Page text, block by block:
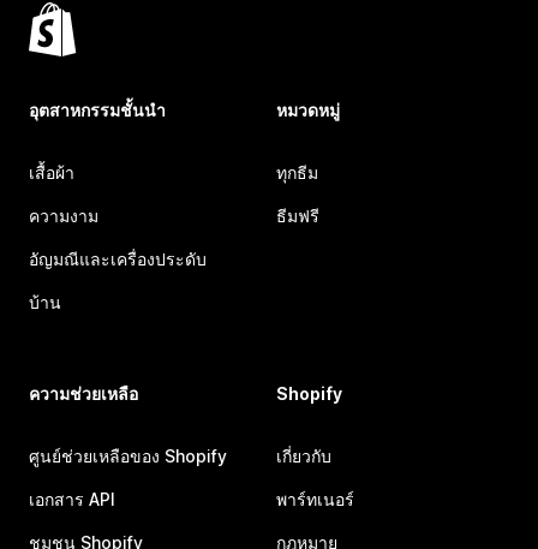
อุตสาหกรรมชั้นนำ
เสื้อผ้า
ความงาม
อัญมณีและเครื่องประดับ
บ้าน
หมวดหมู่
ทุกธีม
ธีมฟรี
ความช่วยเหลือ
ศูนย์ช่วยเหลือของ Shopify
เอกสาร API
ชุมชน Shopify
Shopify
เกี่ยวกับ
พาร์ทเนอร์
กฎหมาย